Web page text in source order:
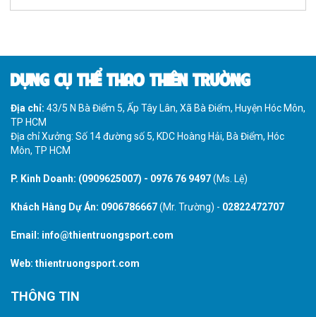
DỤNG CỤ THỂ THAO THIÊN TRƯỜNG
Địa chỉ: 43/5 N Bà Điểm 5, Ấp Tây Lân, Xã Bà Điểm, Huyện Hóc Môn,
TP HCM
Địa chỉ Xưởng: Số 14 đường số 5, KDC Hoàng Hải, Bà Điểm, Hóc
Môn, TP HCM
P. Kinh Doanh: (0909625007) - 0976 76 9497(Ms. Lệ)
Khách Hàng Dự Án: 0906786667(Mr. Trường) - 02822472707
Email: info@thientruongsport.com
Web: thientruongsport.com
THÔNG TIN